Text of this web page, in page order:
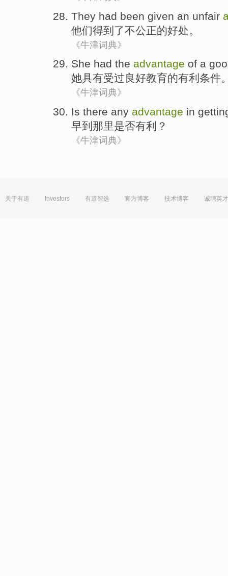
They had been given an unfair
他们得到了不公正的好处。
《牛津词典》
She had the advantage of a
她具有受过良好教育的有利 条件
《牛津词典》
Is there any advantage in
早到 那里是否有利 ？
《牛津词典》
关于有道 Investors 有道智选 官方博客 技术博客 诚聘英才